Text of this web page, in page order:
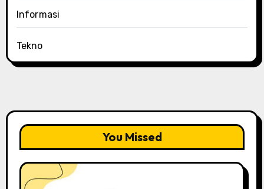
Informasi
Tekno
You Missed